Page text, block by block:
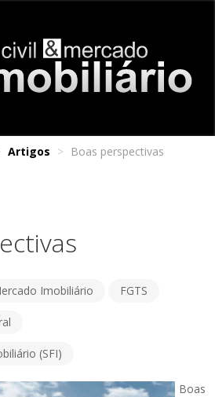
Artigos > Boas perspectivas
Imobiliário FGTS
(SFI)
Boas